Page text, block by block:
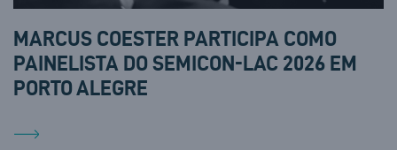
MARCUS COESTER PARTICIPA COMO
PAINELISTA DO SEMICON-LAC 2026 EM
PORTO ALEGRE